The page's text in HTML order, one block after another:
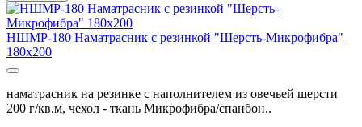
НШМР-180 Наматрасник с резинкой "Шерсть-Микрофибра"
180х200
наматрасник на резинке с наполнителем из овечьей шерсти
200 г/кв.м, чехол - ткань Микрофибра/спанбон..